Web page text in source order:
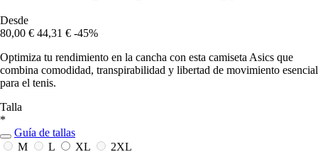
Desde
80,00 € 44,31 € -45%
Optimiza tu rendimiento en la cancha con esta camiseta Asics que
combina comodidad, transpirabilidad y libertad de movimiento esencial
para el tenis.
Talla
*
Guía de tallas
M
L XL
2XL